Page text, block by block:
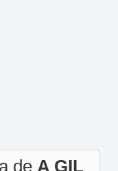
de A GIL